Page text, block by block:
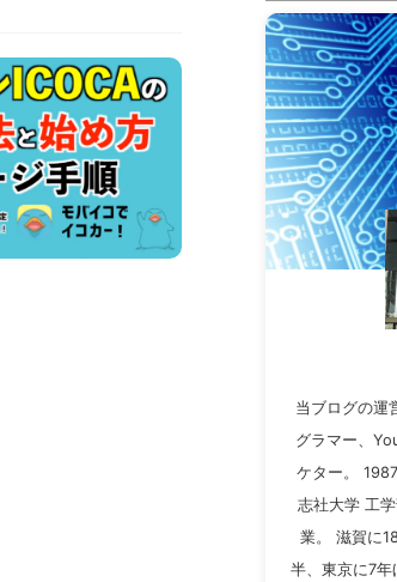
当ブログの運
グラマー、
ケター。
志社大学 工
業。 滋賀に
半、東京に7